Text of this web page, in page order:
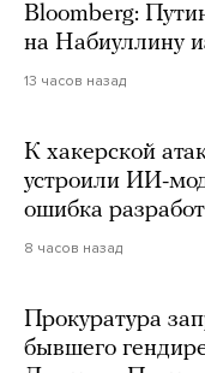
Bloomberg:
на Набиуллину
13 часов назад
К хакерской
устроили ИИ-
ошибка
8 часов назад
Прокуратура
бывшего